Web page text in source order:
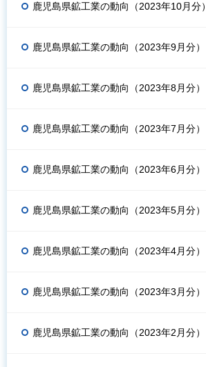
鹿児島県鉱工業の動向（2023年10月分）
鹿児島県鉱工業の動向（2023年9月分）
鹿児島県鉱工業の動向（2023年8月分）
鹿児島県鉱工業の動向（2023年7月分）
鹿児島県鉱工業の動向（2023年6月分）
鹿児島県鉱工業の動向（2023年5月分）
鹿児島県鉱工業の動向（2023年4月分）
鹿児島県鉱工業の動向（2023年3月分）
鹿児島県鉱工業の動向（2023年2月分）